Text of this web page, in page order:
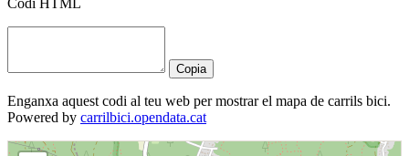
Codi HTML
Copia
Enganxa aquest codi al teu web per mostrar el mapa de carrils bici.
Powered by carrilbici.opendata.cat